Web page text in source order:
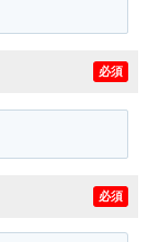
必須
必須